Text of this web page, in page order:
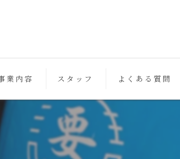
業内容 スタッフ よくある質問